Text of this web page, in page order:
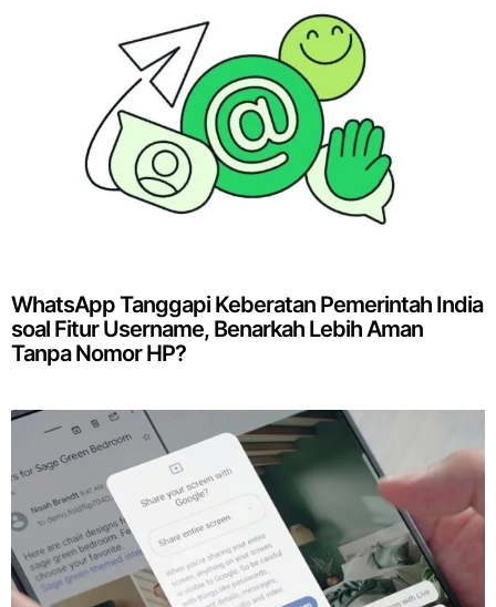
WhatsApp Tanggapi Keberatan Pemerintah India
soal Fitur Username, Benarkah Lebih Aman
Tanpa Nomor HP?